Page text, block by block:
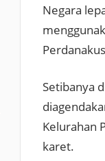
Negara
Setibanya
Kelurahan
karet.